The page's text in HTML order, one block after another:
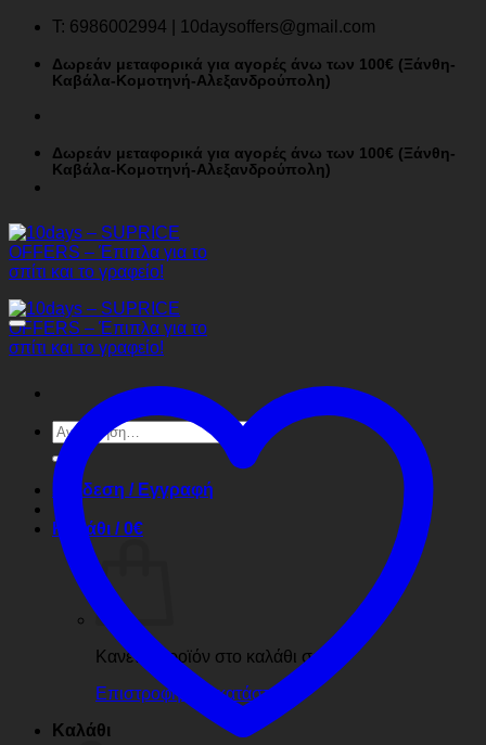
Μετάβαση
περιεχόμενο
T: 6986002994 | 10daysoffers@gmail.com
Δωρεάν μεταφορικά για αγορές άνω των 100€ (Ξάνθη-
Καβάλα-Κομοτηνή-Αλεξανδρούπολη)
Δωρεάν μεταφορικά για αγορές άνω των 100€ (Ξάνθη-
Καβάλα-Κομοτηνή-Αλεξανδρούπολη)
Αναζήτηση
για:
Σύνδεση / Εγγραφή
Καλάθι /0€
Κανένα προϊόν στο καλάθι σας.
Επιστροφή στο κατάστημα
Καλάθι